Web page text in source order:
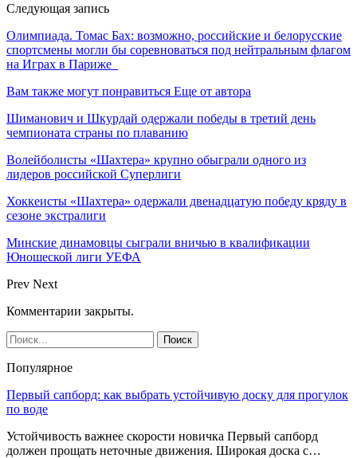
Следующая запись
Олимпиада. Томас Бах: возможно, российские и белорусские
спортсмены могли бы соревноваться под нейтральным флагом
на Играх в Париже
Вам также могут понравиться Еще от автора
Шиманович и Шкурдай одержали победы в третий день
чемпионата страны по плаванию
Волейболисты «Шахтера» крупно обыграли одного из
лидеров российской Суперлиги
Хоккеисты «Шахтера» одержали двенадцатую победу кряду в
сезоне экстралиги
Минские динамовцы сыграли вничью в квалификации
Юношеской лиги УЕФА
Prev Next
Комментарии закрыты.
Популярное
Первый сапборд: как выбрать устойчивую доску для прогулок
по воде
Устойчивость важнее скорости новичка Первый сапборд
должен прощать неточные движения. Широкая доска с…